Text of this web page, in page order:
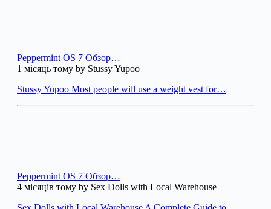
Peppermint OS 7 Обзор…
1 місяць тому by Stussy Yupoo
Stussy Yupoo Most people will use a weight vest for…
Peppermint OS 7 Обзор…
4 місяців тому by Sex Dolls with Local Warehouse